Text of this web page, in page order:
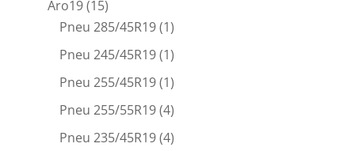
Aro19(15)
Pneu 285/45R19(1)
Pneu 245/45R19(1)
Pneu 255/45R19(1)
Pneu 255/55R19(4)
Pneu 235/45R19(4)